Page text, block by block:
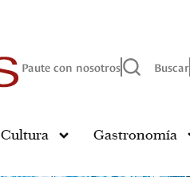
Paute con nosotros Buscar
Cultura Gastronomía